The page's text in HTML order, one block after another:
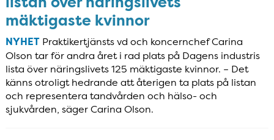
mäktigaste kvinnor
NYHET Praktikertjänsts vd och koncernchef Carina
Olson tar för andra året i rad plats på Dagens industris
lista över näringslivets 125 mäktigaste kvinnor. – Det
känns otroligt hedrande att återigen ta plats på listan
och representera tandvården och hälso- och
sjukvården, säger Carina Olson.